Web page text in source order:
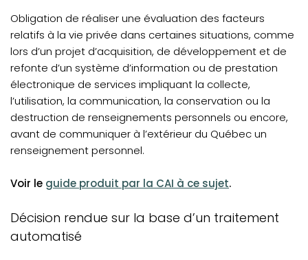
Obligation de réaliser une évaluation des facteurs
relatifs à la vie privée dans certaines situations, comme
lors d’un projet d’acquisition, de développement et de
refonte d’un système d’information ou de prestation
électronique de services impliquant la collecte,
l’utilisation, la communication, la conservation ou la
destruction de renseignements personnels ou encore,
avant de communiquer à l’extérieur du Québec un
renseignement personnel.
Voir le (opens in a new tab)
guide produit par la CAI à ce sujet.
Décision rendue sur la base d’un traitement
automatisé